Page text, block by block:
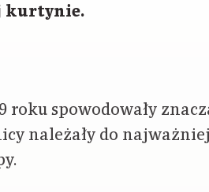
kurtynie.
roku spowodowały
należały do